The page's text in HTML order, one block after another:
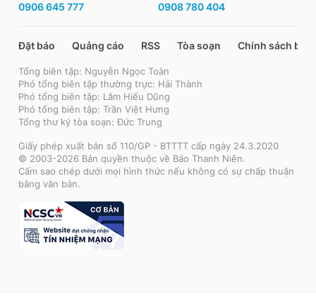
0906 645 777 0908 780 404
Đặt báo Quảng cáo RSS Tòa soạn Chính sách bảo
Tổng biên tập: Nguyễn Ngọc Toàn
Phó tổng biên tập thường trực: Hải Thành
Phó tổng biên tập: Lâm Hiếu Dũng
Phó tổng biên tập: Trần Việt Hưng
Tổng thư ký tòa soạn: Đức Trung
Giấy phép xuất bản số 110/GP - BTTTT cấp ngày 24.3.2020
© 2003-2026 Bản quyền thuộc về Báo Thanh Niên.
Cấm sao chép dưới mọi hình thức nếu không có sự chấp thuận
bằng văn bản.